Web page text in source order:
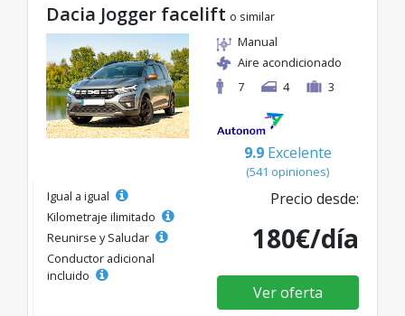
Dacia Jogger facelift o similar
Manual
Aire acondicionado
7
4 3
9.9 Excelente
(541 opiniones)
Igual a igual
Kilometraje ilimitado
Reunirse y Saludar
Conductor adicional
incluido
Precio desde:
180€/día
Ver oferta